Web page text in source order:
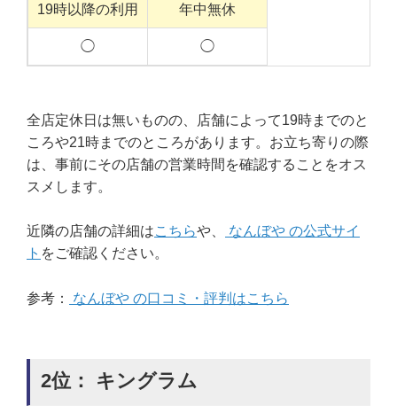
19時以降の利用 年中無休
◯ ◯
全店定休日は無いものの、店舗によって19時までのと
ころや21時までのところがあります。お立ち寄りの際
は、事前にその店舗の営業時間を確認することをオス
スメします。
近隣の店舗の詳細はこちらや、
なんぼや の公式サイ
ト をご確認ください。
参考： なんぼや の口コミ・評判はこちら
2位： キングラム